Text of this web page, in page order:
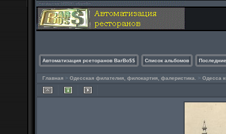
Автоматизация рсеторанов BarBo$$ Список альбомов
Главная > Одесская филателия, филокартия, фалеристика. > Одесса